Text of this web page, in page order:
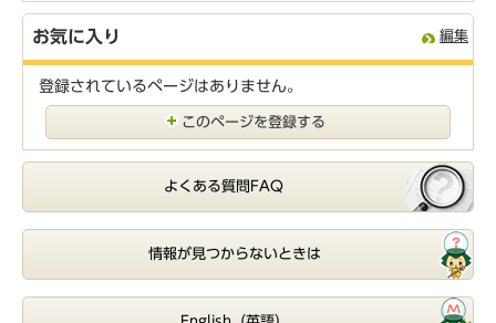
お気に入り 編集
登録されているページはありません。
このページを登録する
よくある質問FAQ
情報が見つからないときは